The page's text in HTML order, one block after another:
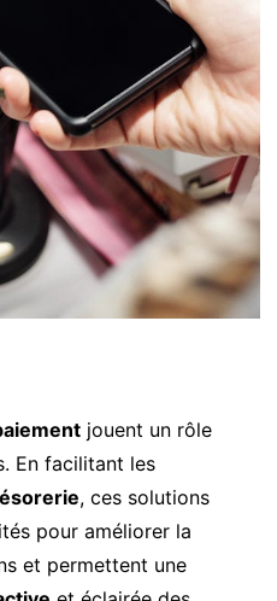
jouent un rôle
En facilitant les
, ces solutions
pour améliorer la
et permettent une